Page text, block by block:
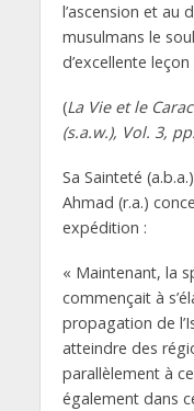
l’ascension et au
musulmans le
d’excellente
(La Vie et le
(s.a.w.), Vol. 3,
Sa Sainteté
Ahmad (r.a.)
expédition :
« Maintenant, la
commençait à
propagation de
atteindre des
parallèlement à
également dans